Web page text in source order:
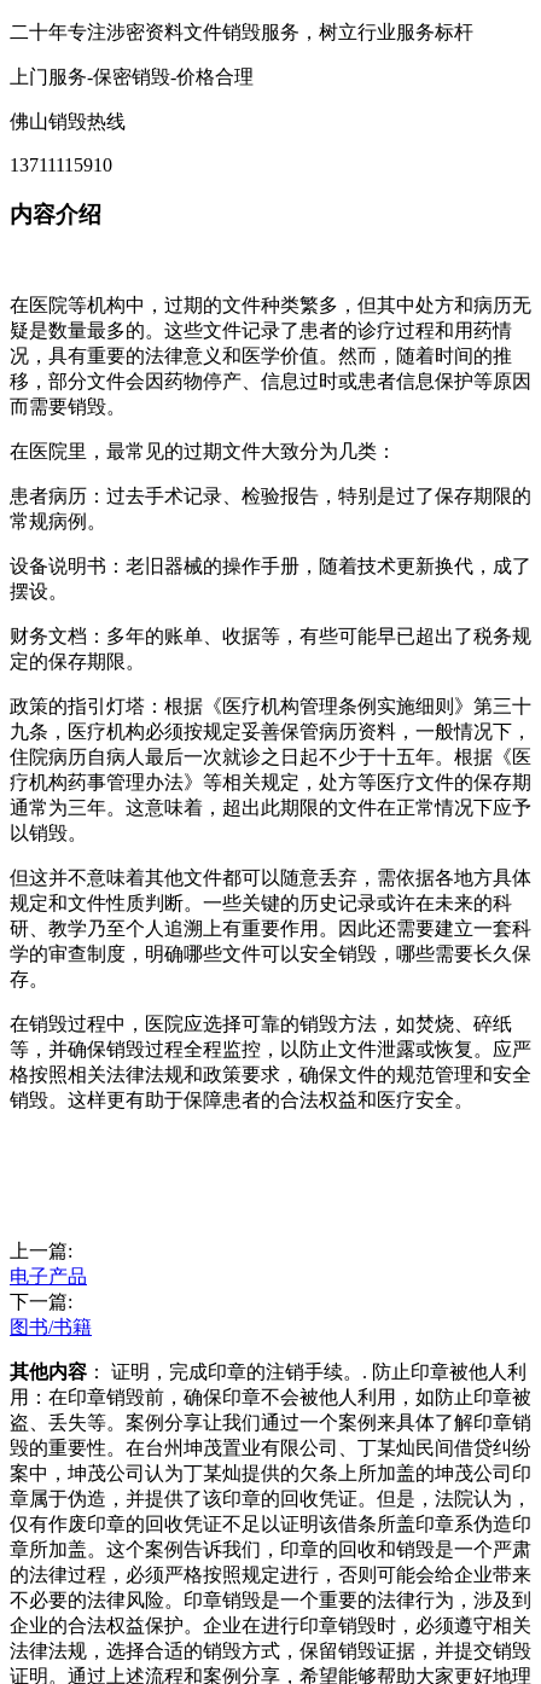
二十年专注涉密资料文件销毁服务，树立行业服务标杆
上门服务-保密销毁-价格合理
佛山销毁热线
13711115910
内容介绍
在医院等机构中，过期的文件种类繁多，但其中处方和病历无
疑是数量最多的。这些文件记录了患者的诊疗过程和用药情
况，具有重要的法律意义和医学价值。然而，随着时间的推
移，部分文件会因药物停产、信息过时或患者信息保护等原因
而需要销毁。
在医院里，最常见的过期文件大致分为几类：
患者病历：过去手术记录、检验报告，特别是过了保存期限的
常规病例。
设备说明书：老旧器械的操作手册，随着技术更新换代，成了
摆设。
财务文档：多年的账单、收据等，有些可能早已超出了税务规
定的保存期限。
政策的指引灯塔：根据《医疗机构管理条例实施细则》第三十
九条，医疗机构必须按规定妥善保管病历资料，一般情况下，
住院病历自病人最后一次就诊之日起不少于十五年。根据《医
疗机构药事管理办法》等相关规定，处方等医疗文件的保存期
通常为三年。这意味着，超出此期限的文件在正常情况下应予
以销毁。
但这并不意味着其他文件都可以随意丢弃，需依据各地方具体
规定和文件性质判断。一些关键的历史记录或许在未来的科
研、教学乃至个人追溯上有重要作用。因此还需要建立一套科
学的审查制度，明确哪些文件可以安全销毁，哪些需要长久保
存。
在销毁过程中，医院应选择可靠的销毁方法，如焚烧、碎纸
等，并确保销毁过程全程监控，以防止文件泄露或恢复。应严
格按照相关法律法规和政策要求，确保文件的规范管理和安全
销毁。这样更有助于保障患者的合法权益和医疗安全。
上一篇:
电子产品
下一篇:
图书/书籍
其他内容 ： 证明，完成印章的注销手续。. 防止印章被他人利
用：在印章销毁前，确保印章不会被他人利用，如防止印章被
盗、丢失等。案例分享让我们通过一个案例来具体了解印章销
毁的重要性。在台州坤茂置业有限公司、丁某灿民间借贷纠纷
案中，坤茂公司认为丁某灿提供的欠条上所加盖的坤茂公司印
章属于伪造，并提供了该印章的回收凭证。但是，法院认为，
仅有作废印章的回收凭证不足以证明该借条所盖印章系伪造印
章所加盖。这个案例告诉我们，印章的回收和销毁是一个严肃
的法律过程，必须严格按照规定进行，否则可能会给企业带来
不必要的法律风险。印章销毁是一个重要的法律行为，涉及到
企业的合法权益保护。企业在进行印章销毁时，必须遵守相关
法律法规，选择合适的销毁方式，保留销毁证据，并提交销毁
证明。通过上述流程和案例分享，希望能够帮助大家更好地理